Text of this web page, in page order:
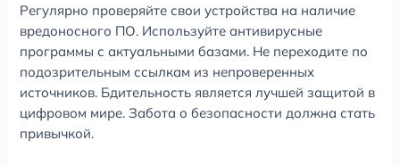
Регулярно проверяйте свои устройства на наличие
вредоносного ПО. Используйте антивирусные
программы с актуальными базами. Не переходите по
подозрительным ссылкам из непроверенных
источников. Бдительность является лучшей защитой в
цифровом мире. Забота о безопасности должна стать
привычкой.